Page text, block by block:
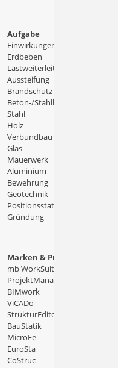
Aufgabe
Einwirkungen
Erdbeben
Lastweiterleitung
Aussteifung
Brandschutz
Beton-/Stahlbeton
Stahl
Holz
Verbundbau
Glas
Mauerwerk
Aluminium
Bewehrung
Geotechnik
Positionsstatik
Gründung
Marken & Produkte
mb WorkSuite
ProjektManager
BIMwork
ViCADo
StrukturEditor
BauStatik
MicroFe
EuroSta
CoStruc